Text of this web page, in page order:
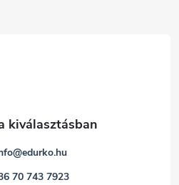
@edurko.hu
70 743 7923